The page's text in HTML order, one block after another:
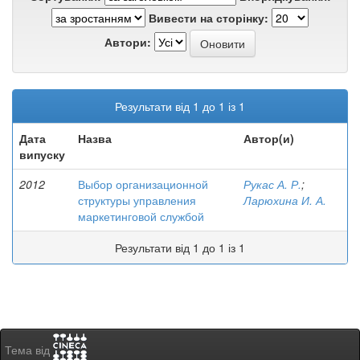
Вивести на сторінку:
Автори:
Результати від 1 до 1 із 1
Дата
випуску
Назва Автор(и)
2012
Выбор организационной
структуры управления
маркетинговой службой
Рукас А. Р.;
Ларюхина И. А.
Результати від 1 до 1 із 1
Тема від